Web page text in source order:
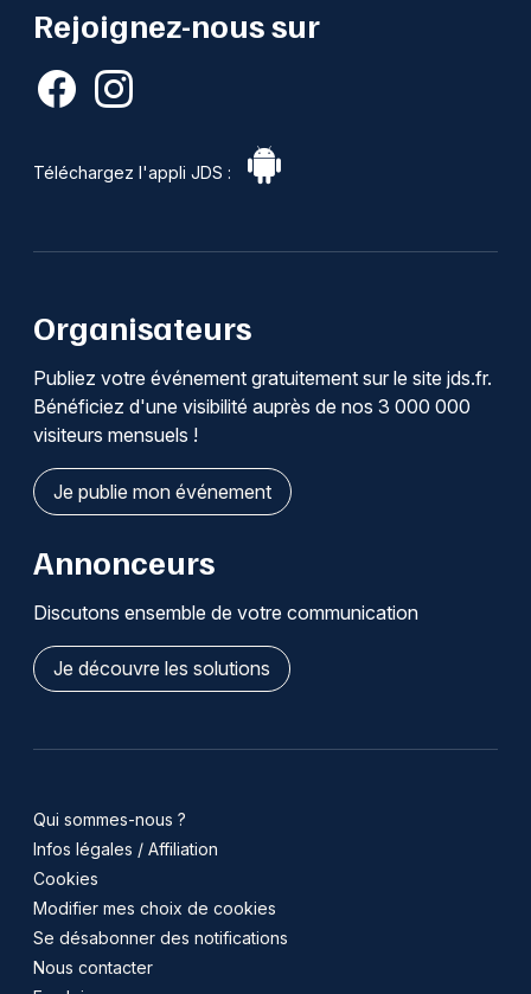
Rejoignez-nous sur
Téléchargez l'appli JDS :
Organisateurs
Publiez votre événement gratuitement sur le site jds.fr.
Bénéficiez d'une visibilité auprès de nos 3 000 000
visiteurs mensuels !
Je publie mon événement
Annonceurs
Discutons ensemble de votre communication
Je découvre les solutions
Qui sommes-nous ?
Infos légales / Affiliation
Cookies
Modifier mes choix de cookies
Se désabonner des notifications
Nous contacter